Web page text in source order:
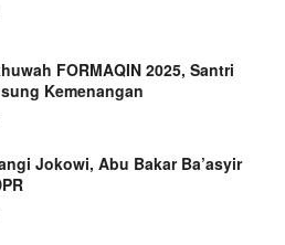
FORMAQIN 2025, Santri
Kemenangan
Jokowi, Abu Bakar Ba’asyir